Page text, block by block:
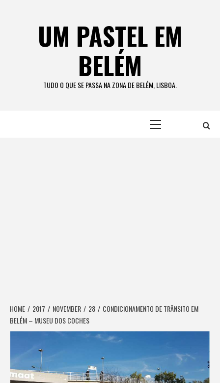
UM PASTEL EM
BELÉM
TUDO O QUE SE PASSA NA ZONA DE BELÉM, LISBOA.
HOME 2017 NOVEMBER 28
CONDICIONAMENTO DE TRÂNSITO EM
BELÉM – MUSEU DOS COCHES